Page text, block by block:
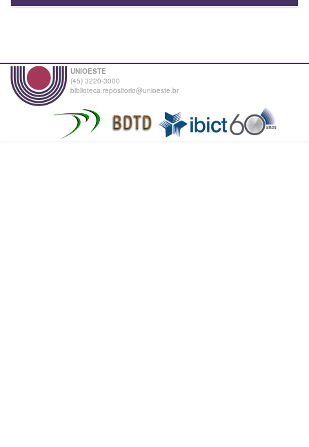
UNIOESTE
(45) 3220-3000
biblioteca.repositorio@unioeste.br